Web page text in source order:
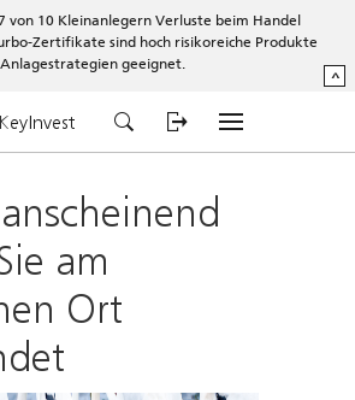
von 10 Kleinanlegern Verluste beim Handel
Zertifikate sind hoch risikoreiche Produkte
geeignet.
^
KeyInvest
am
Ort